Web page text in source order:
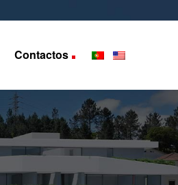
Contactos